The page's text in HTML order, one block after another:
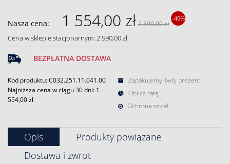
Nasza cena: 1 554,00 zł 2 590,00 zł
-40%
Cena w sklepie stacjonarnym: 2 590,00 zł
BEZPŁATNA DOSTAWA
Kod produktu: C032.251.11.041.00
Najniższa cena w ciągu 30 dni: 1
554,00 zł
Zapakujemy Twój prezent
Oblicz ratę
Ochrona szkła!
Opis
Produkty powiązane
Dostawa i zwrot